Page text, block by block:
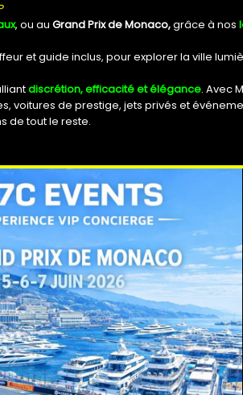
, ou au Grand Prix de Monaco,grâce à nos
et guide inclus, pour explorer la ville
discrétion, efficacité et élégance. Avec
voitures de prestige, jets privés et
de tout le reste.